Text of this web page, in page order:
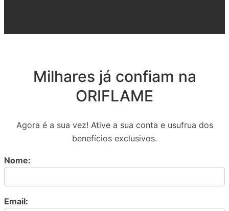
Milhares já confiam na
ORIFLAME
Agora é a sua vez! Ative a sua conta e usufrua dos
benefícios exclusivos.
Nome:
Email: